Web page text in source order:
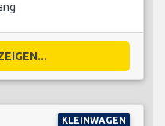
KLEINWAGEN